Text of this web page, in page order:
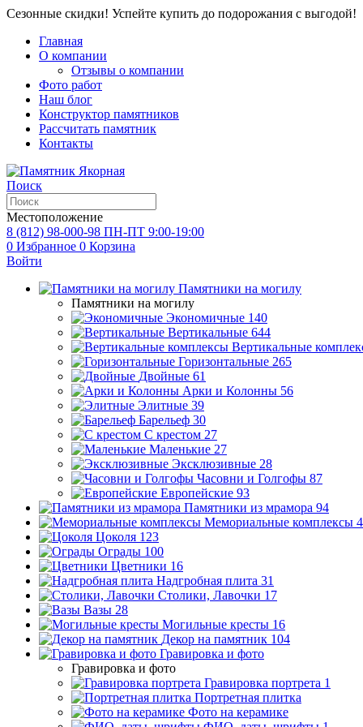
Сезонные скидки! Успейте купить до подорожания с выгодой!
Главная
О компании
Отзывы о компании
Фото работ
Наш блог
Конструктор памятников
Рассчитать памятник
Контакты
Поиск
Местоположение
8 (812) 98-000-98 ПН-ПТ 9:00-19:00
0 Избранное 0 Корзина
Войти
Памятники на могилу
Памятники на могилу
Экономичные 140
Вертикальные 644
Вертикальные
Горизонтальные 265
Двойные 61
Арки и Колонны 56
Элитные 39
Барельеф 30
С крестом 27
Маленькие 27
Эксклюзивные 28
Часовни и Голгофы 87
Европейские 93
Памятники из мрамора 94
Мемориальные комплексы
Цоколя 123
Ограды 100
Цветники 16
Надгробная плита 31
Столики, Лавочки 17
Вазы 28
Могильные кресты 16
Декор на памятник 104
Гравировка и фото
Гравировка и фото
Гравировка портрета 1
Портретная плитка
Фото на керамике